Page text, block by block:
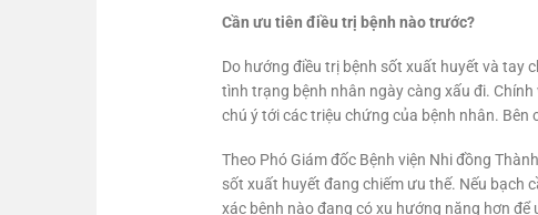
Cần ưu tiên điều trị bệnh nào trước?
Do hướng điều trị bệnh sốt xuất huyết và tay
tình trạng bệnh nhân ngày càng xấu đi.
chú ý tới các triệu chứng của bệnh nhân.
Theo Phó Giám đốc Bệnh viện Nhi đồng
sốt xuất huyết đang chiếm ưu thế. Nếu bạch
xác bệnh nào đang có xu hướng nặng hơn để